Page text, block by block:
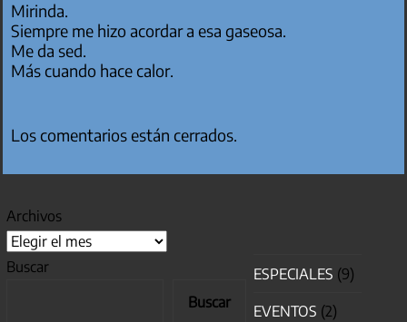
Mirinda.
Siempre me hizo acordar a esa gaseosa.
Me da sed.
Más cuando hace calor.
Los comentarios están cerrados.
Archivos
Buscar
Buscar
ESPECIALES (9)
EVENTOS (2)